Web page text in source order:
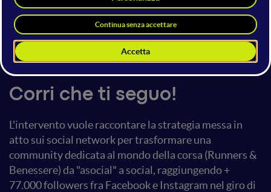
Io Amo Firenze
17 luglio 2021 10:50 - 11:30
Social Media Strategies
Corri che ti seguo!
L'intervento vuole raccontare la strategia messa in
atto sui social network per trasformare una
community dedicata al mondo della corsa (Runners &
Benessere) da "asocial" a social, raggiungendo +
77.000 followers fra Facebook e Instagram nel giro di